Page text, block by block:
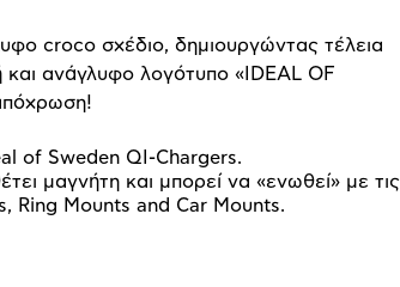
croco σχέδιο, δημιουργώντας τέλεια
ανάγλυφο λογότυπο «IDEAL OF
of Sweden QI-Chargers.
μαγνήτη και μπορεί να «ενωθεί» με τις
Ring Mounts and Car Mounts.